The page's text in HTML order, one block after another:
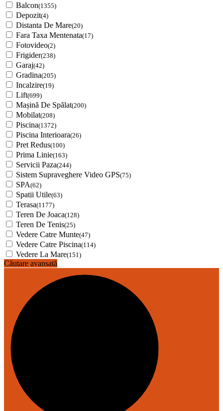
Balcon(1355)
Depozit(4)
Distanta De Mare(20)
Fara Taxa Mentenata(17)
Fotovideo(2)
Frigider(238)
Garaj(42)
Gradina(205)
Incalzire(19)
Lift(699)
Mașină De Spălat(200)
Mobilat(208)
Piscina(1372)
Piscina Interioara(26)
Pret Redus(100)
Prima Linie(163)
Servicii Paza(244)
Sistem Supraveghere Video GPS(75)
SPA(62)
Spatii Utile(63)
Terasa(1177)
Teren De Joaca(128)
Teren De Tenis(25)
Vedere Catre Munte(47)
Vedere Catre Piscina(114)
Vedere La Mare(151)
Căutare avansată